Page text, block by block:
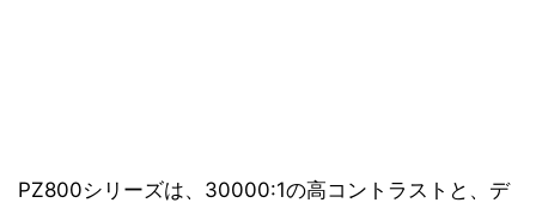
PZ800シリーズは、30000:1の高コントラストと、デ